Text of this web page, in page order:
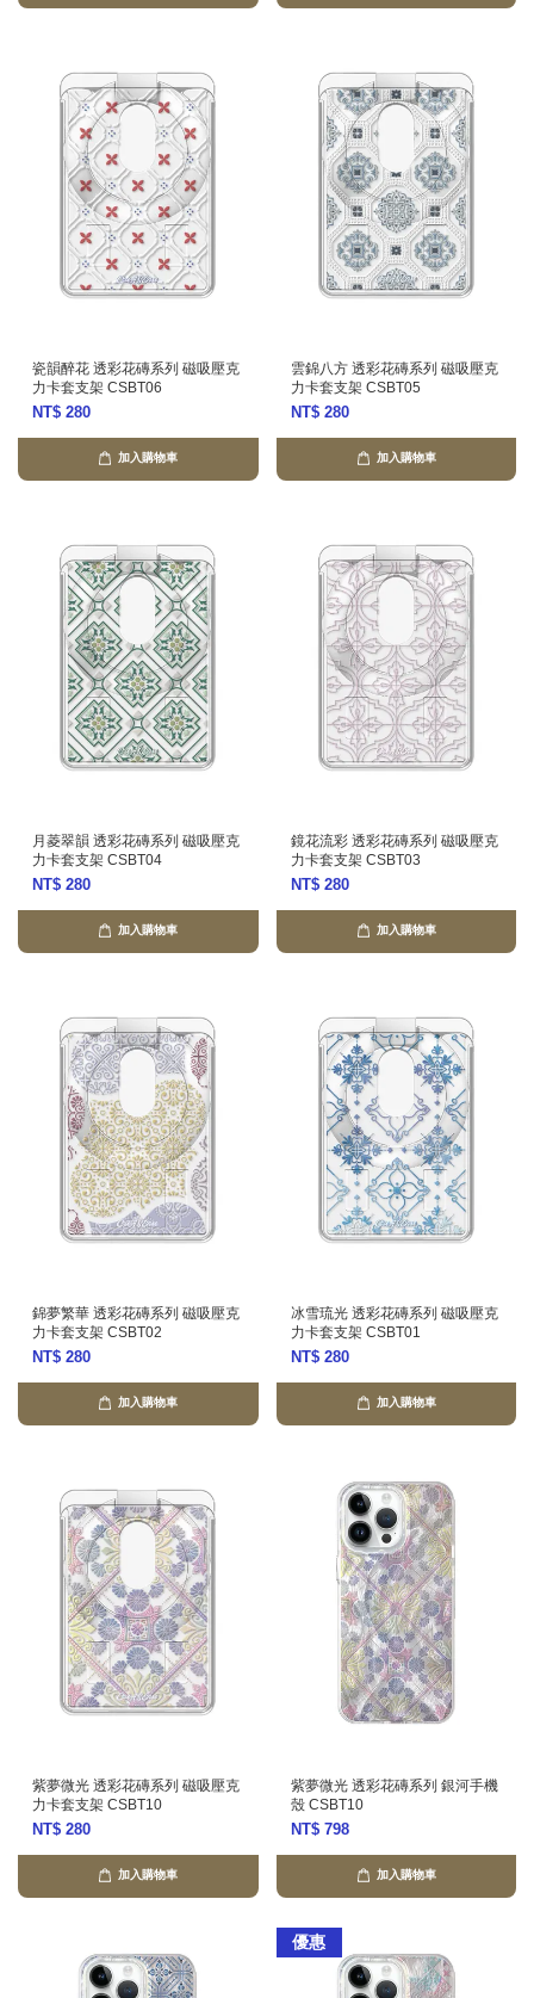
瓷韻醉花 透彩花磚系列 磁吸壓克
力卡套支架 CSBT06
NT$ 280
加入購物車
雲錦八方 透彩花磚系列 磁吸壓克
力卡套支架 CSBT05
NT$ 280
加入購物車
月菱翠韻 透彩花磚系列 磁吸壓克
力卡套支架 CSBT04
NT$ 280
加入購物車
鏡花流彩 透彩花磚系列 磁吸壓克
力卡套支架 CSBT03
NT$ 280
加入購物車
錦夢繁華 透彩花磚系列 磁吸壓克
力卡套支架 CSBT02
NT$ 280
加入購物車
冰雪琉光 透彩花磚系列 磁吸壓克
力卡套支架 CSBT01
NT$ 280
加入購物車
紫夢微光 透彩花磚系列 磁吸壓克
力卡套支架 CSBT10
NT$ 280
加入購物車
紫夢微光 透彩花磚系列 銀河手機
殼 CSBT10
NT$ 798
加入購物車
優惠